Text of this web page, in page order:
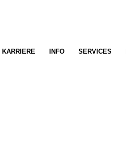
KARRIERE INFO SERVICES